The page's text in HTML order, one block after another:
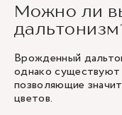
Можно ли
Врожденный
однако
позволяющие
цветов.